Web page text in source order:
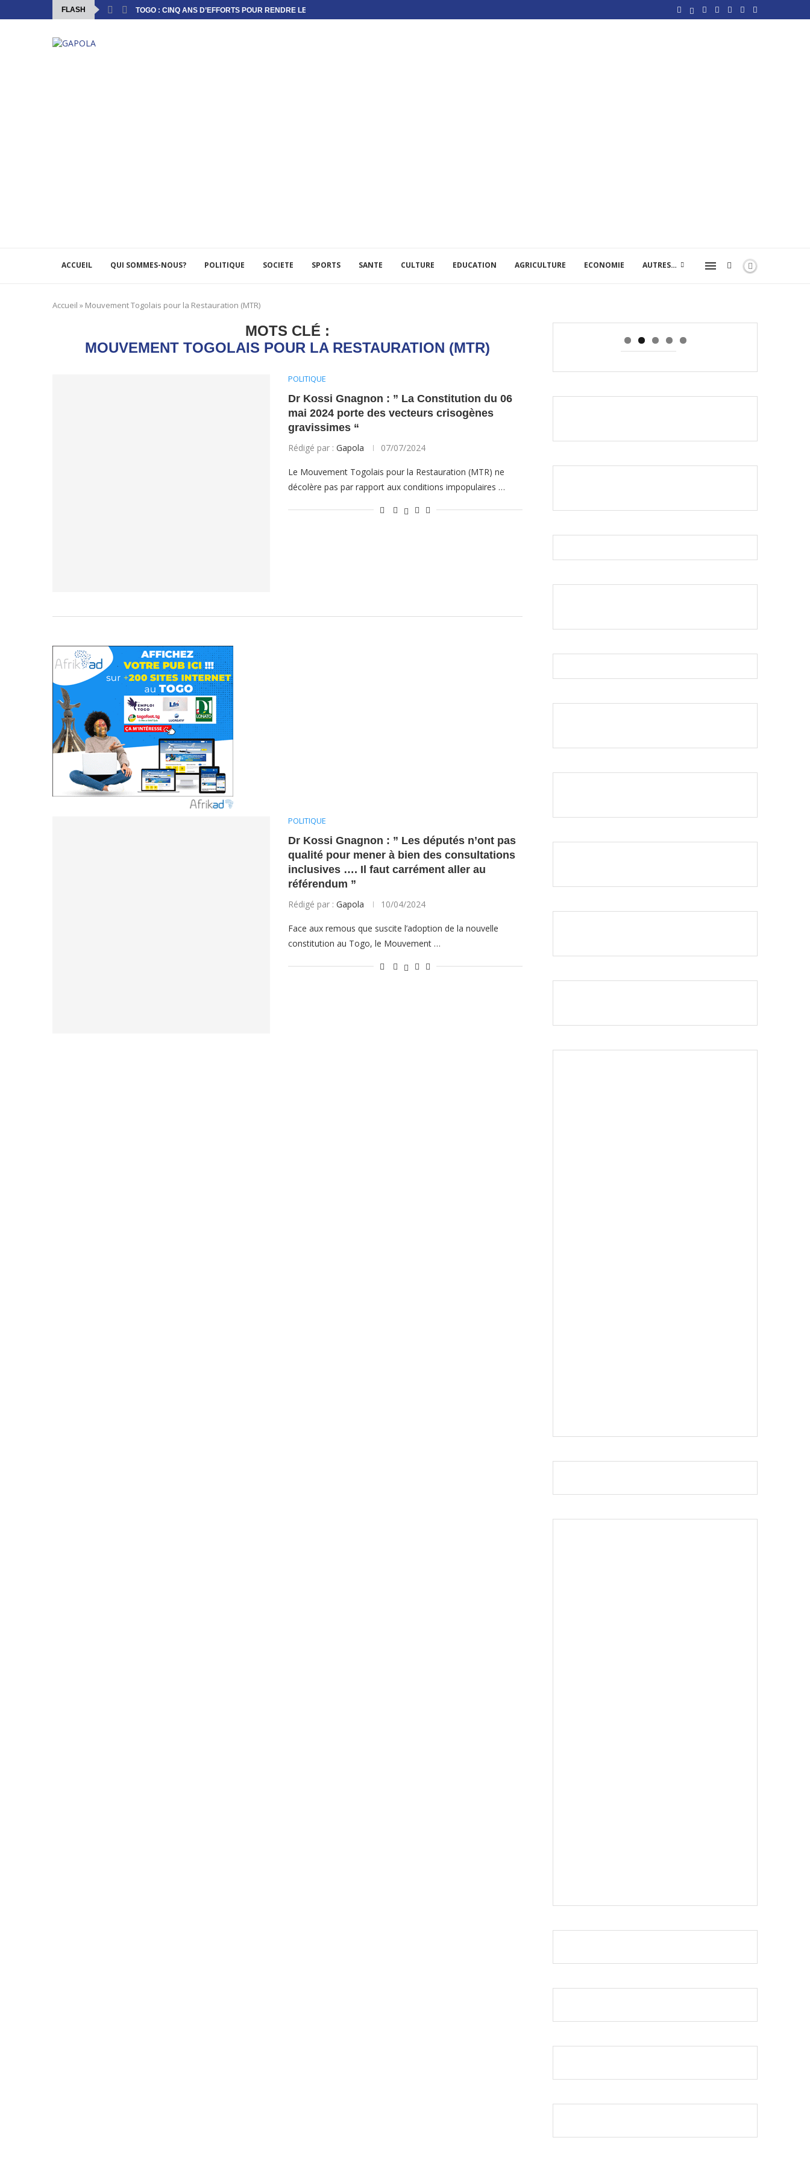
FLASH TOGO : CINQ ANS D’EFFORTS POUR RENDRE LES...
ACCUEIL QUI SOMMES-NOUS? POLITIQUE SOCIETE SPORTS SANTE CULTURE EDUCATION AGRICULTURE ECONOMIE AUTRES…
Accueil » Mouvement Togolais pour la Restauration (MTR)
MOTS CLÉ :
MOUVEMENT TOGOLAIS POUR LA RESTAURATION (MTR)
POLITIQUE
Dr Kossi Gnagnon : ” La Constitution du 06
mai 2024 porte des vecteurs crisogènes
gravissimes “
Rédigé par : Gapola 07/07/2024
Le Mouvement Togolais pour la Restauration (MTR) ne
décolère pas par rapport aux conditions impopulaires …
POLITIQUE
Dr Kossi Gnagnon : ” Les députés n’ont pas
qualité pour mener à bien des consultations
inclusives …. Il faut carrément aller au
référendum ”
Rédigé par : Gapola 10/04/2024
Face aux remous que suscite l’adoption de la nouvelle
constitution au Togo, le Mouvement …